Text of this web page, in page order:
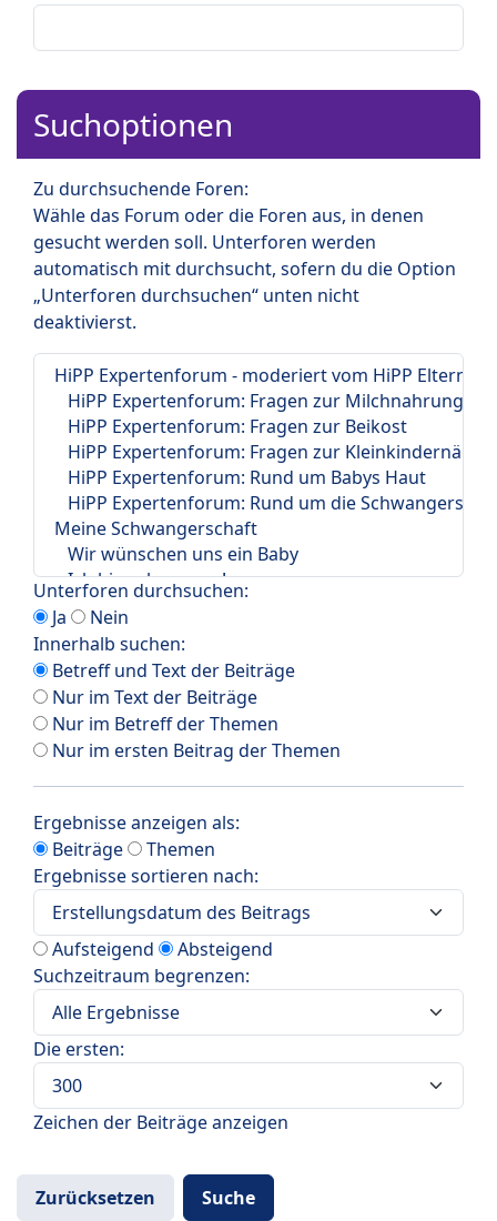
Suchoptionen
Zu durchsuchende Foren:
Wähle das Forum oder die Foren aus, in denen
gesucht werden soll. Unterforen werden
automatisch mit durchsucht, sofern du die Option
„Unterforen durchsuchen“ unten nicht
deaktivierst.
Unterforen durchsuchen:
Ja
Nein
Innerhalb suchen:
Betreff und Text der Beiträge
Nur im Text der Beiträge
Nur im Betreff der Themen
Nur im ersten Beitrag der Themen
Ergebnisse anzeigen als:
Beiträge
Themen
Ergebnisse sortieren nach:
Aufsteigend
Absteigend
Suchzeitraum begrenzen:
Die ersten:
Zeichen der Beiträge anzeigen